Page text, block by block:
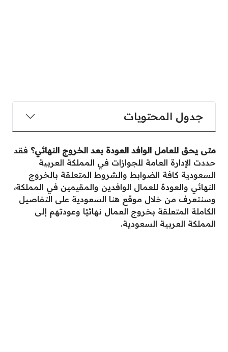
جدول المحتويات
متى يحق للعامل الوافد العودة بعد الخروج النهائي؟ فقد
حددت الإدارة العامة للجوازات في المملكة العربية
السعودية كافة الضوابط والشروط المتعلقة بالخروج
النهائي والعودة للعمال الوافدين والمقيمين في المملكة،
وسنتعرف من خلال موقع هنا السعودية على التفاصيل
الكاملة المتعلقة بخروج العمال نهائيًا وعودتهم إلى
المملكة العربية السعودية.